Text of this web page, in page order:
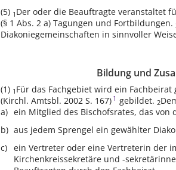
(5) 1 Der oder die Beauftragte veranstaltet
(§ 1 Abs. 2 a) Tagungen und Fortbildungen.
Diakoniegemeinschaften in sinnvoller
Bildung und
(1) 1 Für das Fachgebiet wird ein Fachbeirat
(Kirchl. Amtsbl. 2002 S. 167) 1 gebildet. 2
ein Mitglied des Bischofsrates, das von
aus jedem Sprengel ein gewählter
ein Vertreter oder eine Vertreterin der
Kirchenkreissekretäre und -